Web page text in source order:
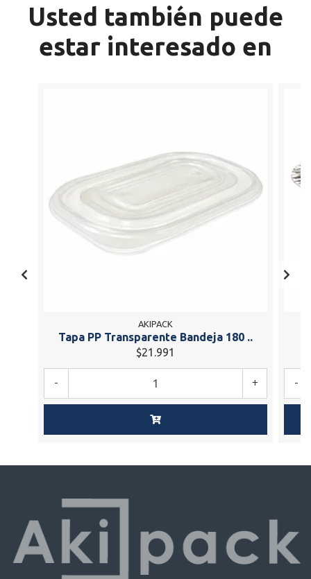
Usted también puede
estar interesado en
AKIPACK
Tapa PP Transparente Bandeja 180 ..
$21.991
+
- -